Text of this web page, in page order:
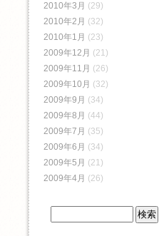
2010年3月 (29)
2010年2月 (32)
2010年1月 (23)
2009年12月 (21)
2009年11月 (26)
2009年10月 (32)
2009年9月 (34)
2009年8月 (44)
2009年7月 (35)
2009年6月 (34)
2009年5月 (21)
2009年4月 (26)